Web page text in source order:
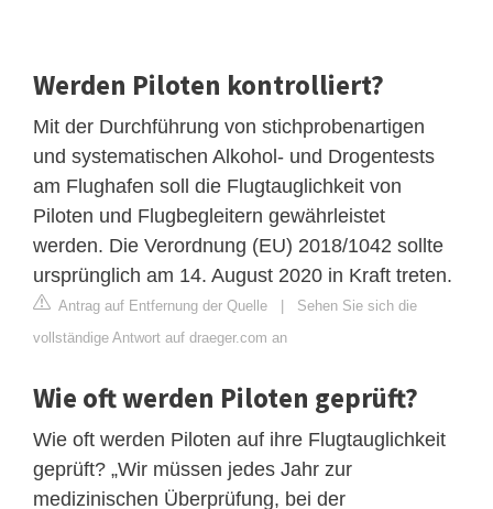
Werden Piloten kontrolliert?
Mit der Durchführung von stichprobenartigen
und systematischen Alkohol- und Drogentests
am Flughafen soll die Flugtauglichkeit von
Piloten und Flugbegleitern gewährleistet
werden. Die Verordnung (EU) 2018/1042 sollte
ursprünglich am 14. August 2020 in Kraft treten.
Antrag auf Entfernung der Quelle
Sehen Sie sich die
vollständige Antwort auf draeger.com an
Wie oft werden Piloten geprüft?
Wie oft werden Piloten auf ihre Flugtauglichkeit
geprüft? „Wir müssen jedes Jahr zur
medizinischen Überprüfung, bei der